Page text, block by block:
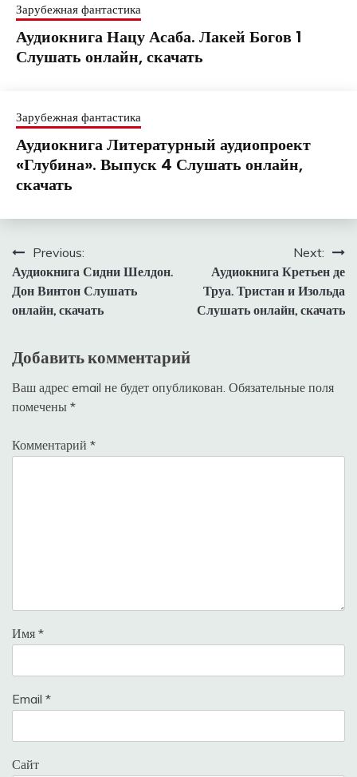
Зарубежная фантастика
Аудиокнига Нацу Асаба. Лакей Богов 1
Слушать онлайн, скачать
Зарубежная фантастика
Аудиокнига Литературный аудиопроект
«Глубина». Выпуск 4 Слушать онлайн,
скачать
Навигация
по
записям
Previous:
Аудиокнига Сидни Шелдон.
Дон Винтон Слушать
онлайн, скачать
Next:
Аудиокнига Кретьен де
Труа. Тристан и Изольда
Слушать онлайн, скачать
Добавить комментарий
Ваш адрес email не будет опубликован. Обязательные поля
помечены *
Комментарий *
Имя *
Email *
Сайт